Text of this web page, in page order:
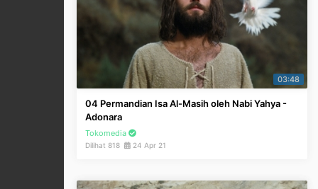
03:48
04 Permandian Isa Al-Masih oleh Nabi Yahya -
Adonara
Tokomedia
Dilihat 818 24 Apr 21